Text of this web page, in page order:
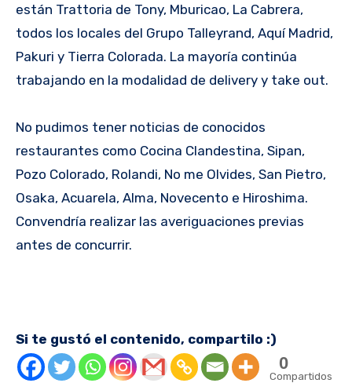
están Trattoria de Tony, Mburicao, La Cabrera,
todos los locales del Grupo Talleyrand, Aquí Madrid,
Pakuri y Tierra Colorada. La mayoría continúa
trabajando en la modalidad de delivery y take out.
No pudimos tener noticias de conocidos
restaurantes como Cocina Clandestina, Sipan,
Pozo Colorado, Rolandi, No me Olvides, San Pietro,
Osaka, Acuarela, Alma, Novecento e Hiroshima.
Convendría realizar las averiguaciones previas
antes de concurrir.
Si te gustó el contenido, compartilo :)
0
Compartidos